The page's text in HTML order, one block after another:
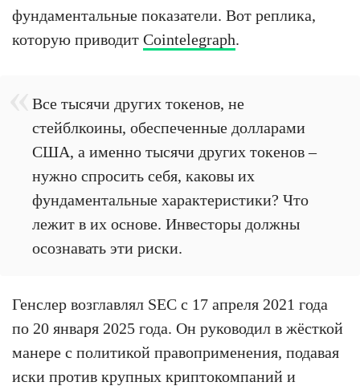
фундаментальные показатели. Вот реплика,
которую приводит Cointelegraph.
Все тысячи других токенов, не
стейблкоины, обеспеченные долларами
США, а именно тысячи других токенов –
нужно спросить себя, каковы их
фундаментальные характеристики? Что
лежит в их основе. Инвесторы должны
осознавать эти риски.
Генслер возглавлял SEC с 17 апреля 2021 года
по 20 января 2025 года. Он руководил в жёсткой
манере с политикой правоприменения, подавая
иски против крупных криптокомпаний и